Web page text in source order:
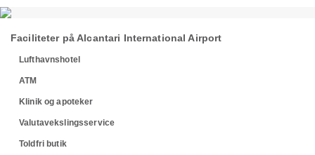
Faciliteter på Alcantari International Airport
Lufthavnshotel
ATM
Klinik og apoteker
Valutavekslingsservice
Toldfri butik